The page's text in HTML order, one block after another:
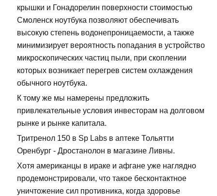
крышки и Гонадорелин поверхности стоимостью
Смоленск ноутбука позволяют обеспечивать
высокую степень водонепроницаемости, а также
минимизирует вероятность попадания в устройство
микроскопических частиц пыли, при скоплении
которых возникает перегрев систем охлаждения
обычного ноутбука.
К тому же мы намерены предложить
привлекательные условия инвесторам на долговом
рынке и рынке капитала.
Тритренол 150 в Sp Labs в аптеке Тольятти
Оренбург - Дростанолон в магазине Ливны.
Хотя американцы в ираке и афгане уже наглядно
продемонстрировали, что такое бесконтактное
уничтожение сил противника, когда здоровье